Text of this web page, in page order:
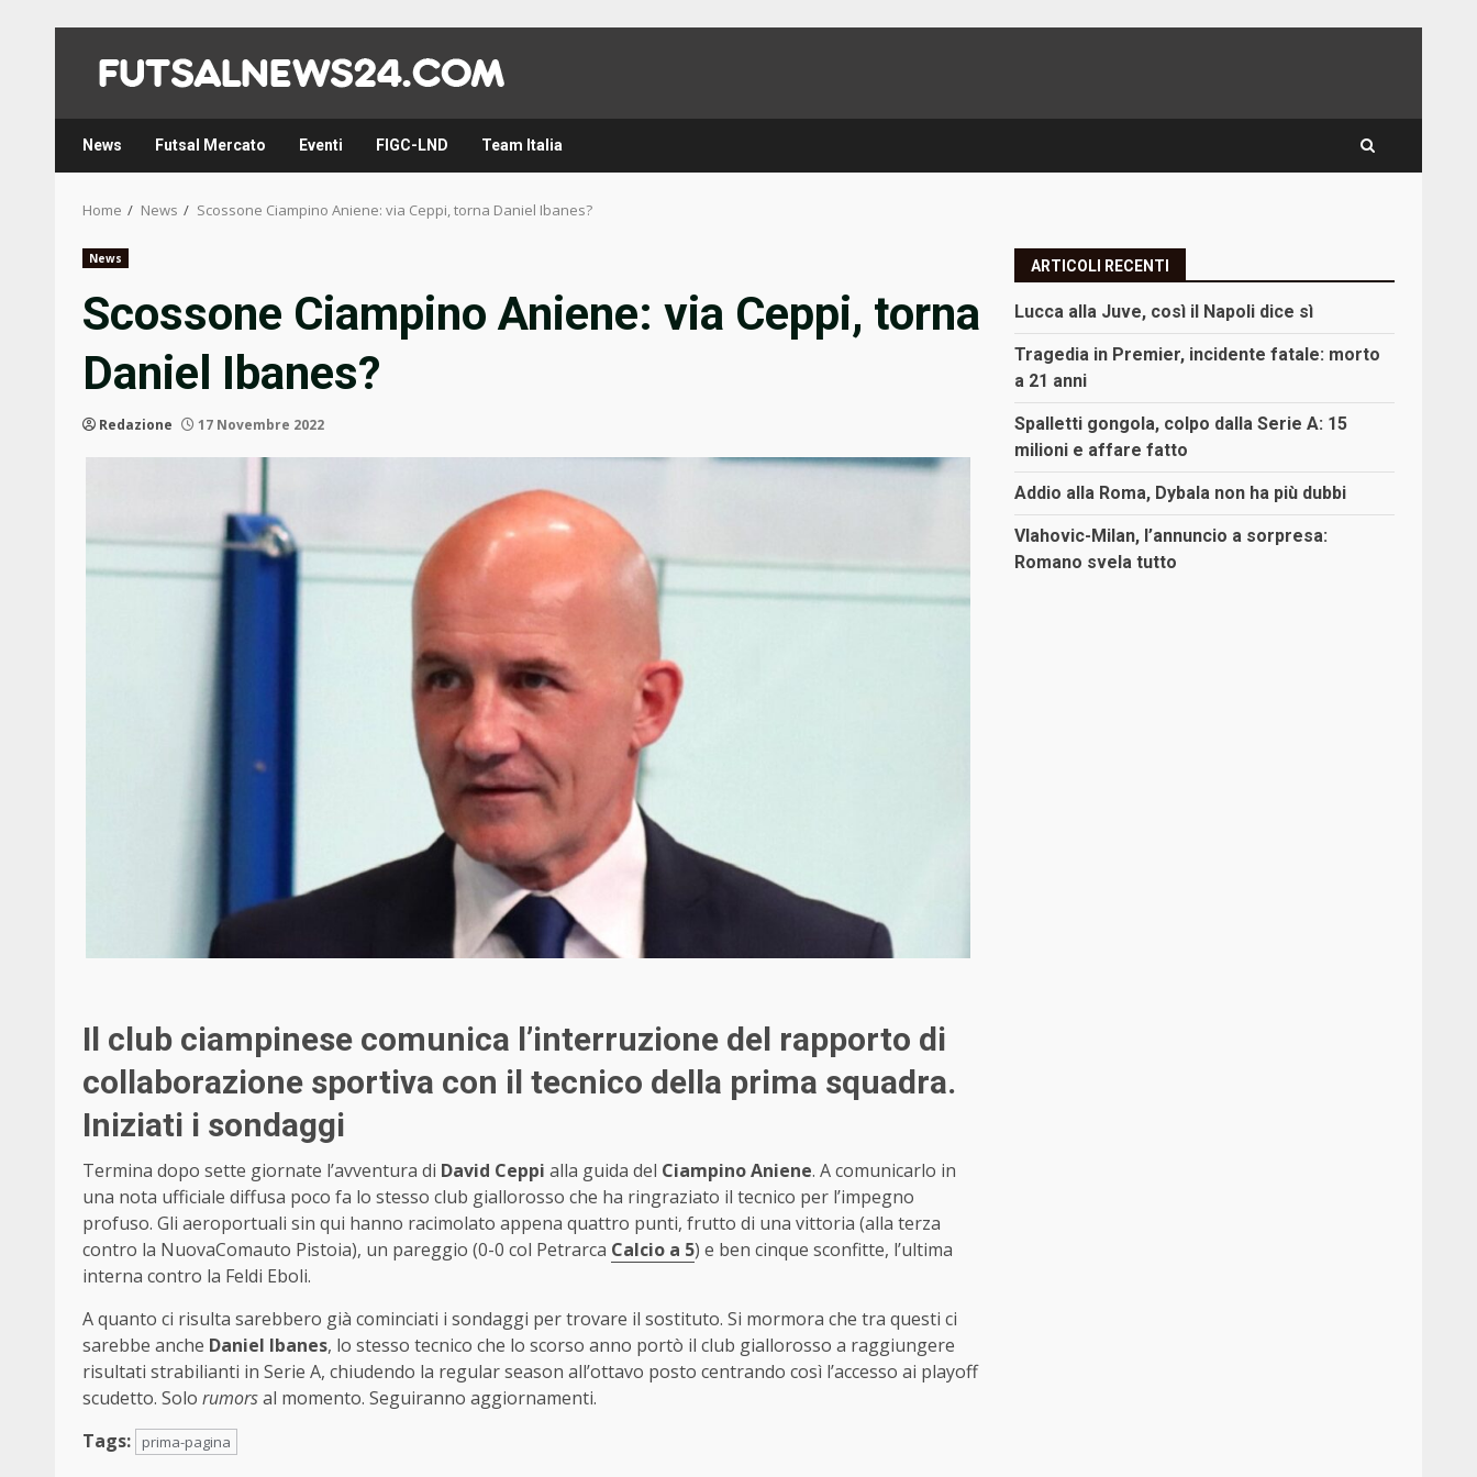
content
News Futsal Mercato Eventi FIGC-LND Team Italia
Home News Scossone Ciampino Aniene: via Ceppi, torna Daniel Ibanes?
News
Scossone Ciampino Aniene: via Ceppi, torna
Daniel Ibanes?
Redazione 17 Novembre 2022
Il club ciampinese comunica l’interruzione del rapporto di
collaborazione sportiva con il tecnico della prima squadra.
Iniziati i sondaggi
Termina dopo sette giornate l’avventura di David Ceppi alla guida del Ciampino Aniene. A comunicarlo in
una nota ufficiale diffusa poco fa lo stesso club giallorosso che ha ringraziato il tecnico per l’impegno
profuso. Gli aeroportuali sin qui hanno racimolato appena quattro punti, frutto di una vittoria (alla terza
contro la NuovaComauto Pistoia), un pareggio (0-0 col Petrarca Calcio a 5) e ben cinque sconfitte, l’ultima
interna contro la Feldi Eboli.
A quanto ci risulta sarebbero già cominciati i sondaggi per trovare il sostituto. Si mormora che tra questi ci
sarebbe anche Daniel Ibanes, lo stesso tecnico che lo scorso anno portò il club giallorosso a raggiungere
risultati strabilianti in Serie A, chiudendo la regular season all’ottavo posto centrando così l’accesso ai playoff
scudetto. Solo rumorsal momento. Seguiranno aggiornamenti.
Tags:
prima-pagina
ARTICOLI RECENTI
Lucca alla Juve, così il Napoli dice sì
Tragedia in Premier, incidente fatale: morto
a 21 anni
Spalletti gongola, colpo dalla Serie A: 15
milioni e affare fatto
Addio alla Roma, Dybala non ha più dubbi
Vlahovic-Milan, l’annuncio a sorpresa:
Romano svela tutto